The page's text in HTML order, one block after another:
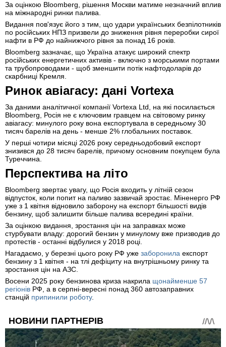
За оцінкою Bloomberg, рішення Москви матиме незначний вплив
на міжнародні ринки палива.
Видання пов'язує його з тим, що удари українських безпілотників
по російських НПЗ призвели до зниження рівня переробки сирої
нафти в РФ до найнижчого рівня за понад 16 років.
Bloomberg зазначає, що Україна атакує широкий спектр
російських енергетичних активів - включно з морськими портами
та трубопроводами - щоб зменшити потік нафтодоларів до
скарбниці Кремля.
Ринок авіагасу: дані Vortexa
За даними аналітичної компанії Vortexa Ltd, на які посилається
Bloomberg, Росія не є ключовим гравцем на світовому ринку
авіагасу: минулого року вона експортувала в середньому 30
тисяч барелів на день - менше 2% глобальних поставок.
У перші чотири місяці 2026 року середньодобовий експорт
знизився до 28 тисяч барелів, причому основним покупцем була
Туреччина.
Перспектива на літо
Bloomberg звертає увагу, що Росія входить у літній сезон
відпусток, коли попит на паливо зазвичай зростає. Міненерго РФ
уже з 1 квітня відновило заборону на експорт більшості видів
бензину, щоб залишити більше палива всередині країни.
За оцінкою видання, зростання цін на заправках може
стурбувати владу: дорогий бензин у минулому вже призводив до
протестів - останні відбулися у 2018 році.
Нагадаємо, у березні цього року РФ уже заборонила експорт
бензину з 1 квітня - на тлі дефіциту на внутрішньому ринку та
зростання цін на АЗС.
Восени 2025 року бензинова криза накрила щонайменше 57
регіонів РФ, а в серпні-вересні понад 360 автозаправних
станцій припинили роботу.